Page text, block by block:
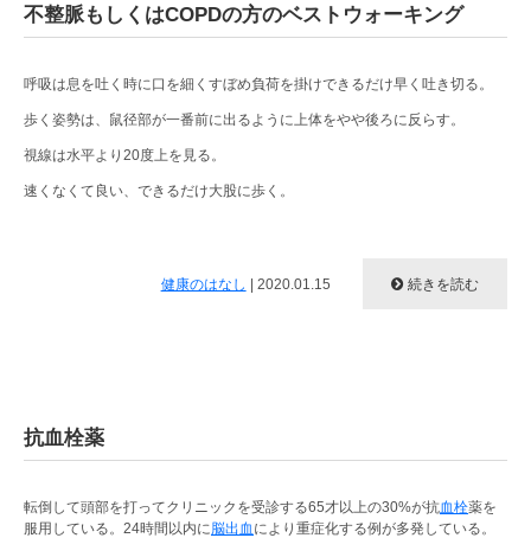
不整脈もしくはCOPDの方のベストウォーキング
呼吸は息を吐く時に口を細くすぼめ負荷を掛けできるだけ早く吐き切る。
歩く姿勢は、鼠径部が一番前に出るように上体をやや後ろに反らす。
視線は水平より20度上を見る。
速くなくて良い、できるだけ大股に歩く。
健康のはなし | 2020.01.15 続きを読む
抗血栓薬
転倒して頭部を打ってクリニックを受診する65才以上の30%が抗血栓薬を
服用している。24時間以内に脳出血 により重症化する例が多発している。